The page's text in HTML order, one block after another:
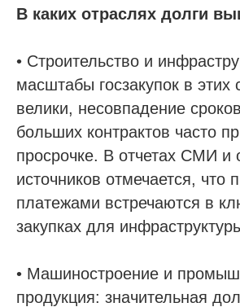
В каких отраслях долги
• Строительство и
масштабы госзакупок в этих
велики, несовпадение
больших контрактов часто
просрочке. В отчетах СМИ и
источников отмечается, что
платежами встречаются в
закупках для
• Машиностроение и
продукция: значительная